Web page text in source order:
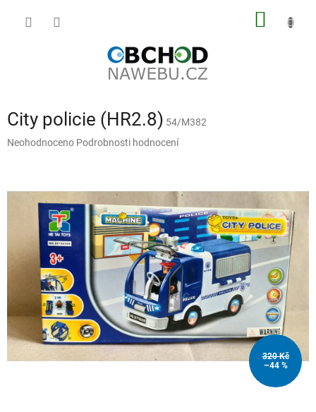
City policie (HR2.8) 54/M382
Průměrné
0,0
hvězdiček.
Neohodnoceno Podrobnosti hodnocení
320 Kč
–44 %